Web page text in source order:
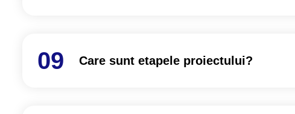
Care sunt etapele proiectului?